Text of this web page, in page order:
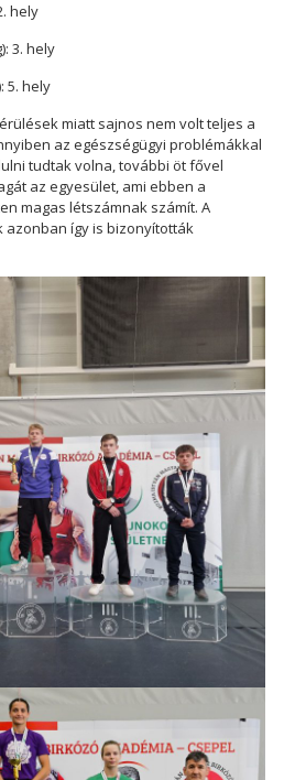
hely
3. hely
5. hely
miatt sajnos nem volt teljes a
az egészségügyi problémákkal
tudtak volna, további öt fővel
az egyesület, ami ebben a
magas létszámnak számít. A
így is bizonyították